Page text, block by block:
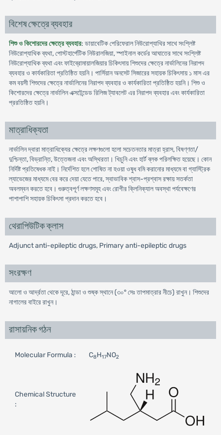
বিশেষ ক্ষেত্রে ব্যবহার
শিশু ও কিশোরদের ক্ষেত্রে ব্যবহার: ডায়াবেটিক পেরিফেরাল নিউরোপ্যাথির সাথে সংশ্লিষ্ট
নিউরোপ্যাথিক ব্যথা, পোস্টহার্পেটিক নিউরালজিয়া, স্পাইনাল কর্ডের আঘাতের সাথে সংশ্লিষ্ট
নিউরোপ্যাথিক ব্যথা এবং ফাইব্রোমায়ালজিয়ার চিকিৎসায় শিশুদের ক্ষেত্রে নার্ভালিনের নিরাপদ
ব্যবহার ও কার্যকারিতা প্রতিষ্ঠিত হয়নি। পার্সিয়ান অনসেট সিজারের সহায়ক চিকিৎসায় ১ মাস এর
কম বয়সী শিশুদের ক্ষেত্রে নার্ভালিনের নিরাপদ ব্যবহার ও কার্যকারিতা প্রতিষ্ঠিত হয়নি। শিশু ও
কিশোরদের ক্ষেত্রে নার্ভালিন এক্সটেন্ডেড রিলিজ ট্যাবলেট এর নিরাপদ ব্যবহার এবং কার্যকারিতা
প্ররতিষ্ঠিত হয়নি।
মাত্রাধিক্যতা
নার্ভালিন দ্বারা মাত্রাধিক্যের ক্ষেত্রে লক্ষণগুলো হলো সচেতনতার মাত্রা হ্রাস, বিষণ্ণতা/
দুশ্চিন্তা, বিভ্রান্তি, উত্তেজনা এবং অস্থিরতা। খিচুনি এবং হার্ট ব্লক পরিলক্ষিত হয়েছে। কোন
নির্দিষ্ট প্রতিষেধক নাই। নির্দেশিত হলে শোষিত না হওয়া ওষুধ বমি করানোর মাধ্যমে বা গ্যাস্ট্রিক
ল্যাভেজের মাধ্যমে বের করে দেয়া যেতে পারে, স্বাভাবিক শ্বাস-প্রশ্বাস রক্ষায় সতর্কতা
অবলম্বন করতে হবে। গুরুত্বপূর্ণ লক্ষণসমূহ এবং রোগীর ক্লিনিক্যাল অবস্থা পর্যবেক্ষণের
পাশাপাশি সহায়ক চিকিৎসা প্রদান করতে হবে।
থেরাপিউটিক ক্লাস
Adjunct anti-epileptic drugs, Primary anti-epileptic drugs
সংরক্ষণ
আলো ও আর্দ্রতা থেকে দূরে, ঠান্ডা ও শুষ্ক স্থানে (৩০° সেঃ তাপমাত্রার নীচে) রাখুন। শিশুদের
নাগালের বাইরে রাখুন।
রাসায়নিক গঠন
Molecular Formula : C8H17NO2
Chemical Structure
: